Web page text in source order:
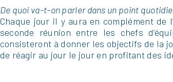
De quoi va-t-on parler dans un point
Chaque jour il y aura en complément de
seconde réunion entre les chefs
consisteront à donner les objectifs de la
de réagir au jour le jour en profitant des